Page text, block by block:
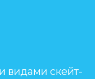
видами скейт-